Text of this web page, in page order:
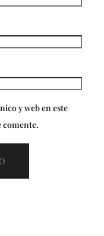
y web en este
comente.